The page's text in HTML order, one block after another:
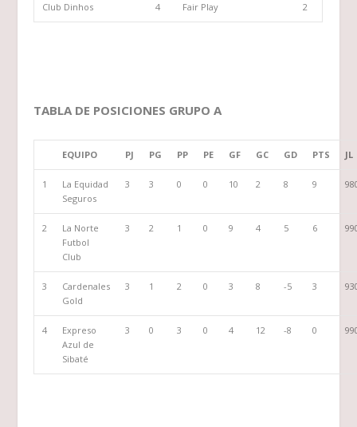
Club Dinhos 4 Fair Play 2
TABLA DE POSICIONES GRUPO A
EQUIPO PJ PG PP PE GF GC GD PTS JL
1
La Equidad
Seguros
3 3 0 0 10 2 8 9
2
La Norte
Futbol
Club
3 2 1 0 9 4 5 6
3
Cardenales
Gold
3 1 2 0 3 8 -5 3
4
Expreso
Azul de
Sibaté
3 0 3 0 4 12 -8 0